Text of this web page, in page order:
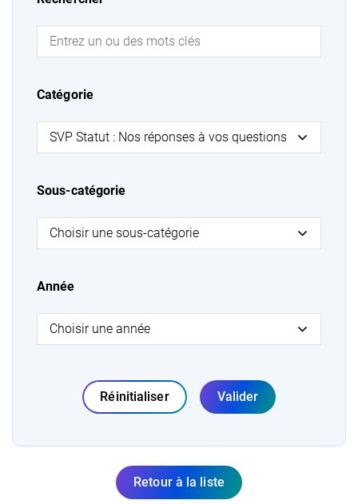
Catégorie
Sous-catégorie
Année
Réinitialiser Valider
Retour à la liste